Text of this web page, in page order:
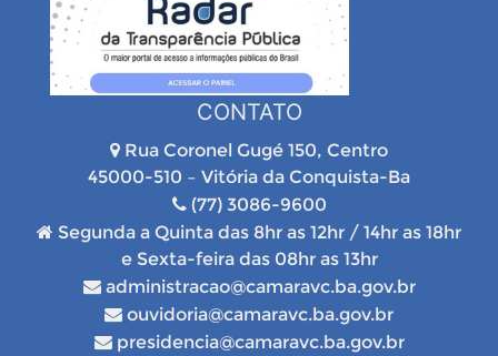
CONTATO
Rua Coronel Gugé 150, Centro
45000-510 – Vitória da Conquista-Ba
(77) 3086-9600
Segunda a Quinta das 8hr as 12hr / 14hr as 18hr
e Sexta-feira das 08hr as 13hr
administracao@camaravc.ba.gov.br
ouvidoria@camaravc.ba.gov.br
presidencia@camaravc.ba.gov.br